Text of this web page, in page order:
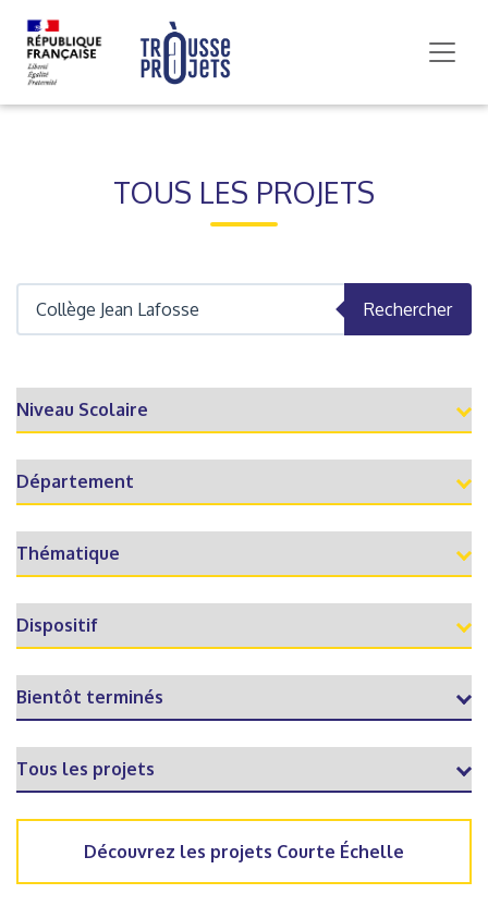
TOUS LES PROJETS
Rechercher
Découvrez les projets Courte Échelle